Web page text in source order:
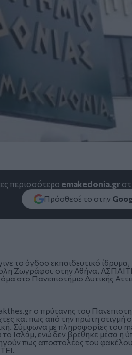
περισσότερο emakedonia.gr
Πρόσθεσέ το στην
το όγδοο εκπαιδευτικό
Ζωγράφου στην Αθήνα,
στο Πανεπιστήμιο Δυτικής
ο πρύτανης του
και πως από την πρώτη στιγμή
Σύμφωνα με πληροφορίες του
το Ισλάμ, ενώ δεν βρέθηκε μέσα
πως αποστολέας του φακέλου